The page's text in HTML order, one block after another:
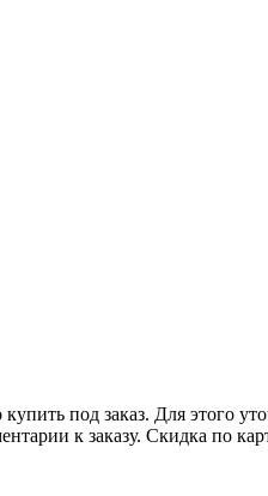
под заказ. Для этого
к заказу. Скидка по